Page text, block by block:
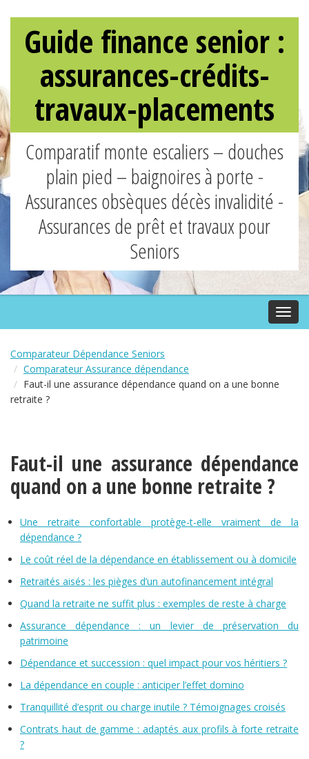
Guide finance senior :
assurances-crédits-
travaux-placements
Comparatif monte escaliers – douches
plain pied – baignoires à porte -
Assurances obsèques décès invalidité -
Assurances de prêt et travaux pour
Seniors
Comparateur Dépendance Seniors
Comparateur Assurance dépendance
Faut-il une assurance dépendance quand on a une bonne
retraite ?
Faut-il une assurance dépendance
quand on a une bonne retraite ?
Une retraite confortable protège-t-elle vraiment de la
dépendance ?
Le coût réel de la dépendance en établissement ou à domicile
Retraités aisés : les pièges d’un autofinancement intégral
Quand la retraite ne suffit plus : exemples de reste à charge
Assurance dépendance : un levier de préservation du
patrimoine
Dépendance et succession : quel impact pour vos héritiers ?
La dépendance en couple : anticiper l’effet domino
Tranquillité d’esprit ou charge inutile ? Témoignages croisés
Contrats haut de gamme : adaptés aux profils à forte retraite
?